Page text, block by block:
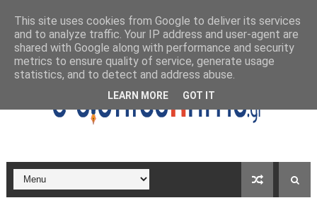
This site uses cookies from Google to deliver its services
and to analyze traffic. Your IP address and user-agent are
shared with Google along with performance and security
metrics to ensure quality of service, generate usage
statistics, and to detect and address abuse.
LEARN MORE GOT IT